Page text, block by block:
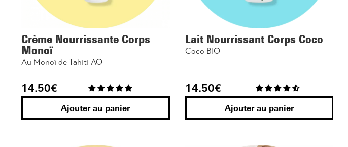
Crème Nourrissante Corps
Monoï
Au Monoï de Tahiti AO
14.50€
Ajouter au panier
Lait Nourrissant Corps Coco
Coco BIO
14.50€
Ajouter au panier